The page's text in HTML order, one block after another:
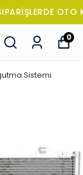
HEDİYE!
0
Sistemi